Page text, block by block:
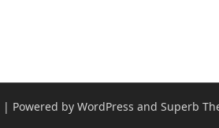
| Powered by WordPress and Superb